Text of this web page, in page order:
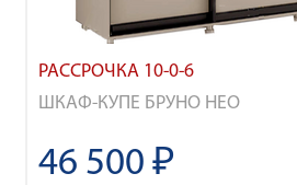
РАССРОЧКА 10-0-6
ШКАФ-КУПЕ БРУНО НЕО
46 500 ₽